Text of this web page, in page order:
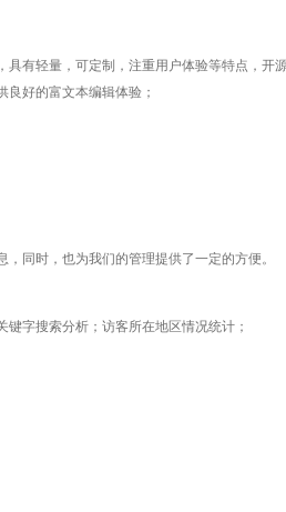
具有轻量，可定制，注重用户体验等特点，开
好的富文本编辑体验；
同时，也为我们的管理提供了一定的方便。
字搜索分析；访客所在地区情况统计；